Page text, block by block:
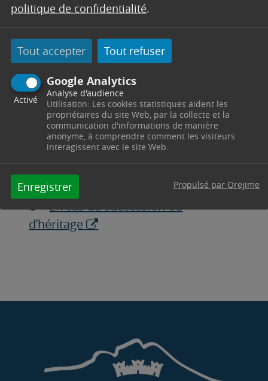
politique de confidentialité.
Tout accepter Tout refuser
Google Analytics
Activé
Analyse d'audience
Utilisation: Les cookies statistiques aident les
propriétaires du site Web, par la collecte et la
communication d'informations de manière
anonyme, à comprendre comment les visiteurs
interagissent avec le site Web.
Enregistrer Propulsé par Orejime
En cas de perte : établissement du
En cas de détérioration:
établissement du duplicata
Véhicule accidenté : retrait et
restitution de la carte grise
Annulation volontaire de la carte
grise
Transformation du véhicule
Changement de domicile
En cas de succession ou
d’héritage